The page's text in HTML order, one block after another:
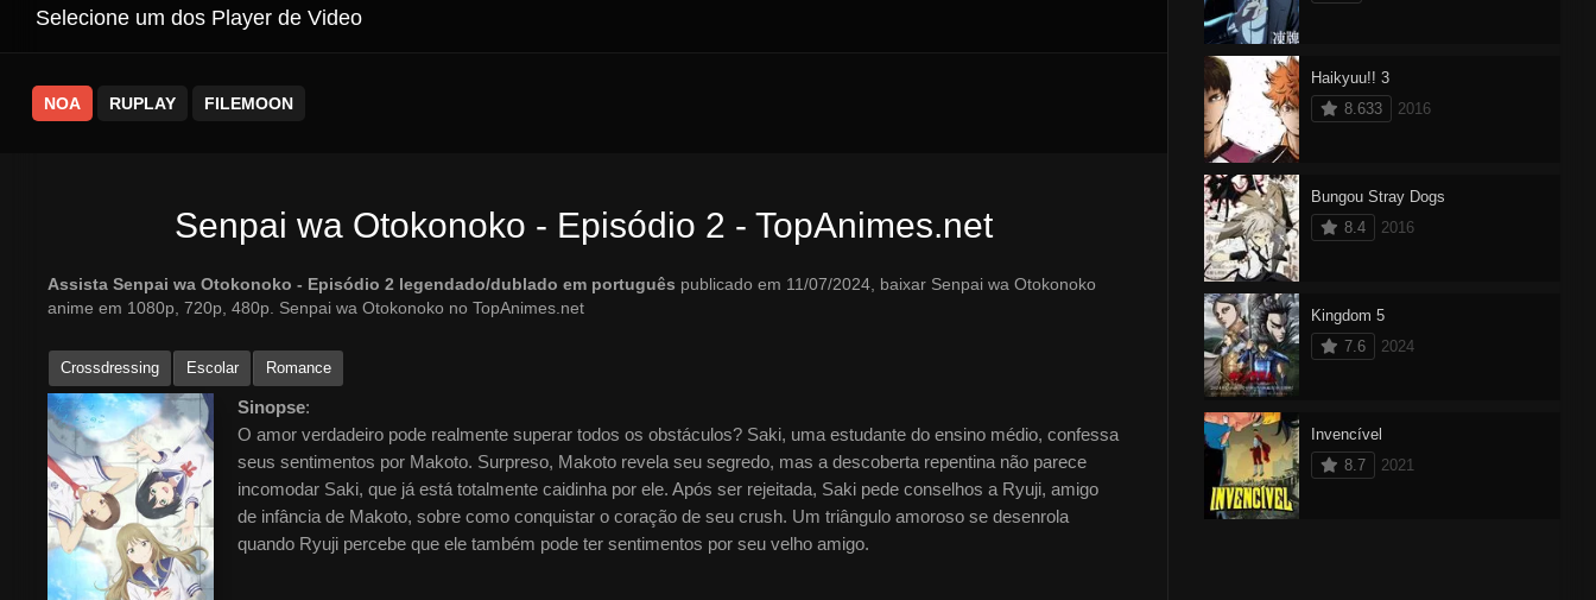
Selecione um dos Player de Video
NOA RUPLAY FILEMOON
Senpai wa Otokonoko - Episódio 2 - TopAnimes.net
Assista Senpai wa Otokonoko - Episódio 2 legendado/dublado em português publicado em 11/07/2024, baixar Senpai wa Otokonoko
anime em 1080p, 720p, 480p. Senpai wa Otokonoko no TopAnimes.net
Crossdressing Escolar Romance
Sinopse:
O amor verdadeiro pode realmente superar todos os obstáculos? Saki, uma estudante do ensino médio, confessa
seus sentimentos por Makoto. Surpreso, Makoto revela seu segredo, mas a descoberta repentina não parece
incomodar Saki, que já está totalmente caidinha por ele. Após ser rejeitada, Saki pede conselhos a Ryuji, amigo
de infância de Makoto, sobre como conquistar o coração de seu crush. Um triângulo amoroso se desenrola
quando Ryuji percebe que ele também pode ter sentimentos por seu velho amigo.
Haikyuu!! 3
8.633
2016
Bungou Stray Dogs
8.4
2016
Kingdom 5
7.6
2024
Invencível
8.7
2021